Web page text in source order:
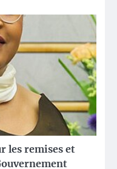
les remises et